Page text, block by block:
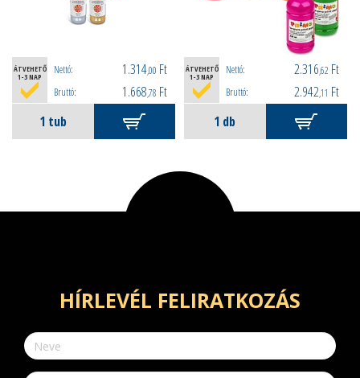
ÁTVEHETŐ
1-3 NAP
Nettó: 1.314,00 Ft
Bruttó: 1.668,78 Ft
ÁTVEHETŐ
1-3 NAP
Nettó: 2.316,62 Ft
Bruttó: 2.942,11 Ft
HÍRLEVÉL FELIRATKOZÁS